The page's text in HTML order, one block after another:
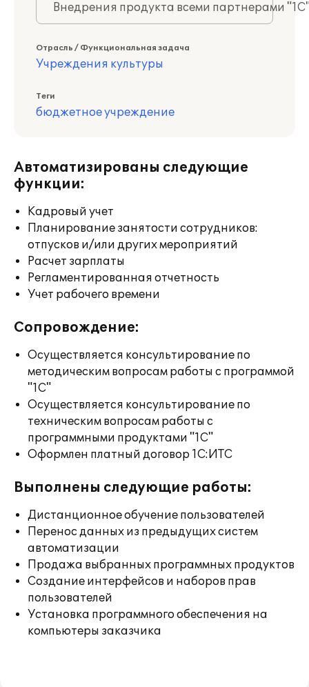
Внедрения продукта всеми партнерами
Отрасль / Функциональная задача
Учреждения культуры
Теги
бюджетное учреждение
Автоматизированы следующие
функции:
Кадровый учет
Планирование занятости сотрудников:
отпусков и/или других мероприятий
Расчет зарплаты
Регламентированная отчетность
Учет рабочего времени
Сопровождение:
Осуществляется консультирование по
методическим вопросам работы с программой
"1С"
Осуществляется консультирование по
техническим вопросам работы с
программными продуктами "1С"
Оформлен платный договор 1С:ИТС
Выполнены следующие работы:
Дистанционное обучение пользователей
Перенос данных из предыдущих систем
автоматизации
Продажа выбранных программных продуктов
Создание интерфейсов и наборов прав
пользователей
Установка программного обеспечения на
компьютеры заказчика